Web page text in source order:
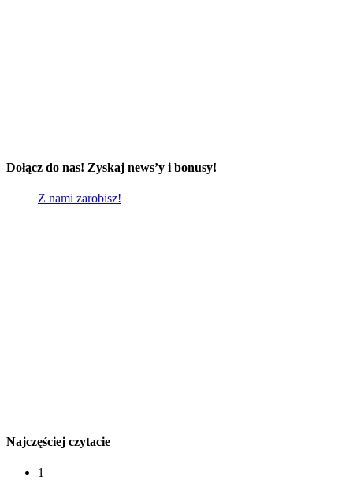
Dołącz do nas! Zyskaj news’y i bonusy!
Z nami zarobisz!
Najczęściej czytacie
1